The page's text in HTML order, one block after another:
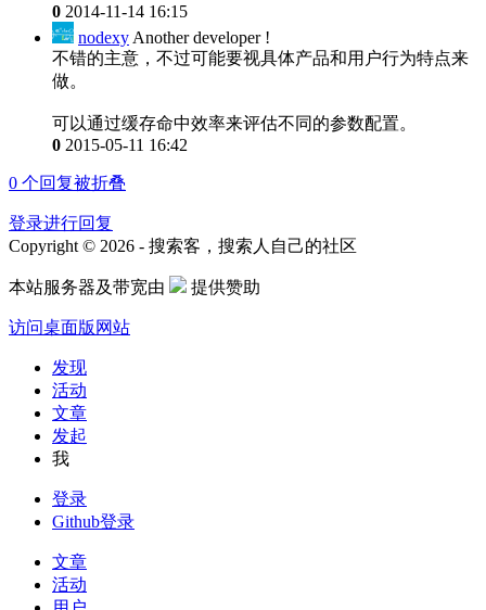
0 2014-11-14 16:15
nodexy Another developer !
不错的主意，不过可能要视具体产品和用户行为特点来
做。
可以通过缓存命中效率来评估不同的参数配置。
0 2015-05-11 16:42
0 个回复被折叠
登录进行回复
Copyright © 2026 - 搜索客，搜索人自己的社区
本站服务器及带宽由 提供赞助
访问桌面版网站
发现
活动
文章
发起
我
登录
Github登录
文章
活动